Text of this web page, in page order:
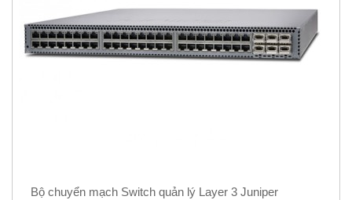
Bộ chuyển mạch Switch quản lý Layer 3 Juniper